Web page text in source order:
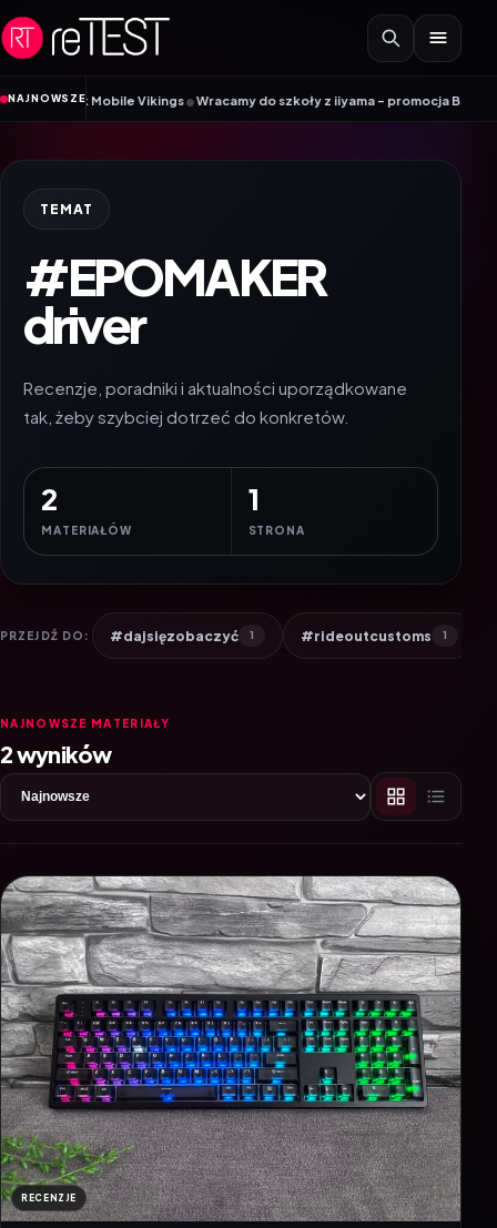
Przejdź do treści
NAJNOWSZE
Mobile Vikings•Wracamy do szkoły z iiyama – promocja Back to
TEMAT
#EPOMAKER
driver
Recenzje, poradniki i aktualności uporządkowane
tak, żeby szybciej dotrzeć do konkretów.
2
MATERIAŁÓW
1
STRONA
PRZEJDŹ DO: #dajsięzobaczyć 1 #rideoutcustoms 1
NAJNOWSZE MATERIAŁY
2 wyników
RECENZJE